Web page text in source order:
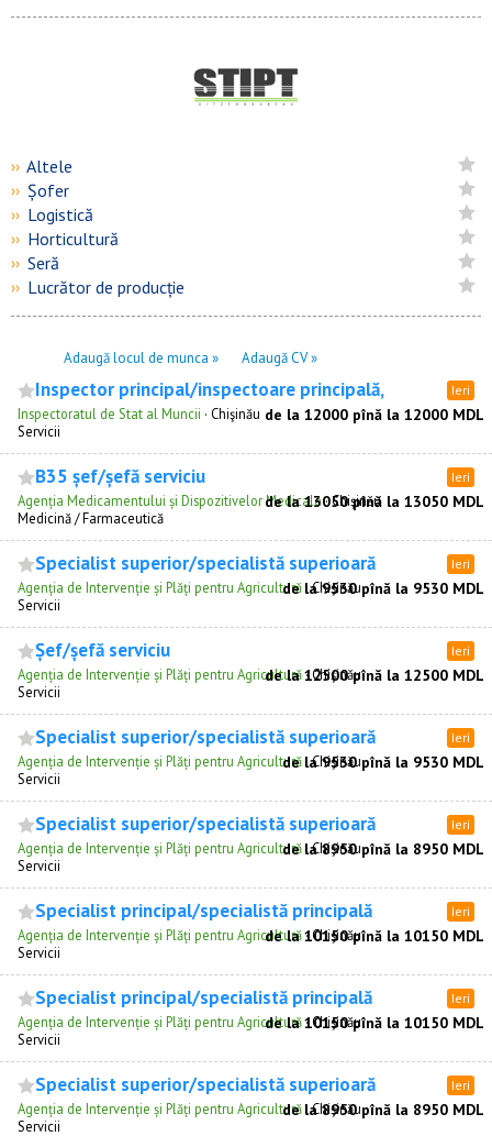
›› Altele
›› Șofer
›› Logistică
›› Horticultură
›› Seră
›› Lucrător de producție
Adaugă locul de munca » Adaugă CV »
Inspector principal/inspectoare principală, Ieri
Inspectoratul de Stat al Muncii · Chişinău de la 12000 pînă la 12000 MDL
Servicii
B35 șef/șefă serviciu Ieri
Agenția Medicamentului și Dispozitivelor Medicale·Chişinău
de la 13050 pînă la 13050 MDL
Medicină / Farmaceutică
Specialist superior/specialistă superioară Ieri
Agenția de Intervenție și Plăți pentru Agricultură·Chişinău
de la 9530 pînă la 9530 MDL
Servicii
Șef/șefă serviciu Ieri
Agenția de Intervenție și Plăți pentru Agricultură·Chişinău
de la 12500 pînă la 12500 MDL
Servicii
Specialist superior/specialistă superioară Ieri
Agenția de Intervenție și Plăți pentru Agricultură·Chişinău
de la 9530 pînă la 9530 MDL
Servicii
Specialist superior/specialistă superioară Ieri
Agenția de Intervenție și Plăți pentru Agricultură·Chişinău
de la 8950 pînă la 8950 MDL
Servicii
Specialist principal/specialistă principală Ieri
Agenția de Intervenție și Plăți pentru Agricultură·Chişinău
de la 10150 pînă la 10150 MDL
Servicii
Specialist principal/specialistă principală Ieri
Agenția de Intervenție și Plăți pentru Agricultură·Chişinău
de la 10150 pînă la 10150 MDL
Servicii
Specialist superior/specialistă superioară Ieri
Agenția de Intervenție și Plăți pentru Agricultură·Chişinău
de la 8950 pînă la 8950 MDL
Servicii